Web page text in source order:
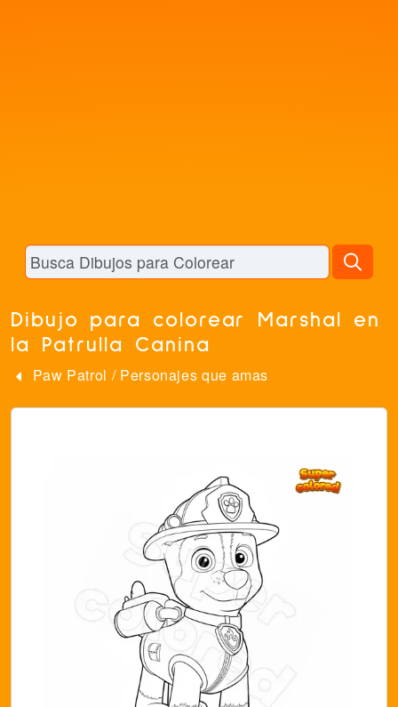
Dibujo para colorear Marshal en
la Patrulla Canina
Paw Patrol / Personajes que amas